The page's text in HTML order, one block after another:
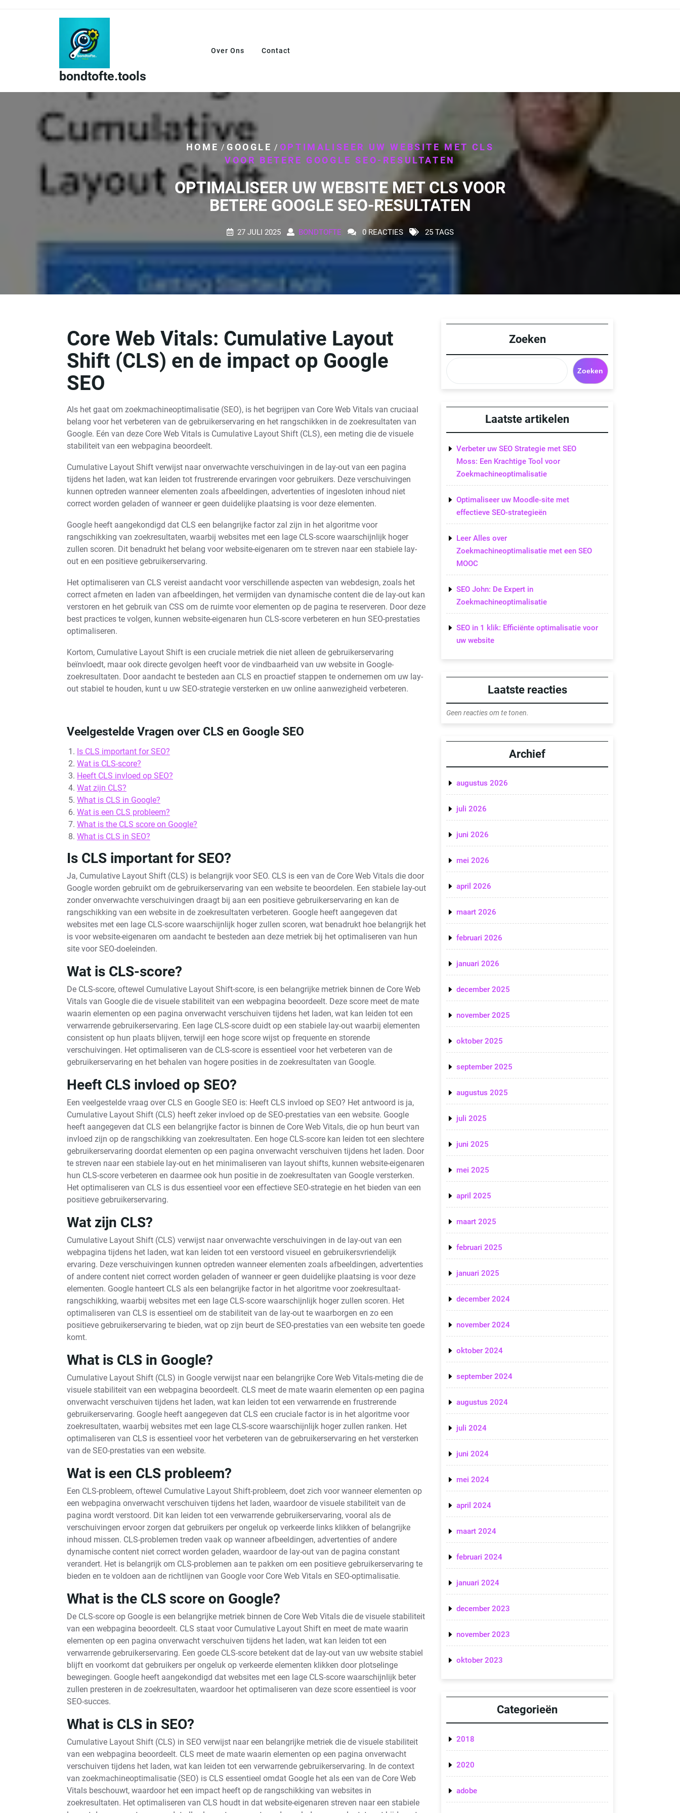
bondtofte.tools
Over Ons Contact
HOME / GOOGLE / OPTIMALISEER UW WEBSITE MET CLS
VOOR BETERE GOOGLE SEO-RESULTATEN
OPTIMALISEER UW WEBSITE MET CLS VOOR
BETERE GOOGLE SEO-RESULTATEN
27 JULI 2025 BONDTOFTE 0 REACTIES 25 TAGS
Core Web Vitals: Cumulative Layout
Shift (CLS) en de impact op Google
SEO
Als het gaat om zoekmachineoptimalisatie (SEO), is het begrijpen van Core Web Vitals van cruciaal
belang voor het verbeteren van de gebruikerservaring en het rangschikken in de zoekresultaten van
Google. Eén van deze Core Web Vitals is Cumulative Layout Shift (CLS), een meting die de visuele
stabiliteit van een webpagina beoordeelt.
Cumulative Layout Shift verwijst naar onverwachte verschuivingen in de lay-out van een pagina
tijdens het laden, wat kan leiden tot frustrerende ervaringen voor gebruikers. Deze verschuivingen
kunnen optreden wanneer elementen zoals afbeeldingen, advertenties of ingesloten inhoud niet
correct worden geladen of wanneer er geen duidelijke plaatsing is voor deze elementen.
Google heeft aangekondigd dat CLS een belangrijke factor zal zijn in het algoritme voor
rangschikking van zoekresultaten, waarbij websites met een lage CLS-score waarschijnlijk hoger
zullen scoren. Dit benadrukt het belang voor website-eigenaren om te streven naar een stabiele lay-
out en een positieve gebruikerservaring.
Het optimaliseren van CLS vereist aandacht voor verschillende aspecten van webdesign, zoals het
correct afmeten en laden van afbeeldingen, het vermijden van dynamische content die de lay-out kan
verstoren en het gebruik van CSS om de ruimte voor elementen op de pagina te reserveren. Door deze
best practices te volgen, kunnen website-eigenaren hun CLS-score verbeteren en hun SEO-prestaties
optimaliseren.
Kortom, Cumulative Layout Shift is een cruciale metriek die niet alleen de gebruikerservaring
beïnvloedt, maar ook directe gevolgen heeft voor de vindbaarheid van uw website in Google-
zoekresultaten. Door aandacht te besteden aan CLS en proactief stappen te ondernemen om uw lay-
out stabiel te houden, kunt u uw SEO-strategie versterken en uw online aanwezigheid verbeteren.
Veelgestelde Vragen over CLS en Google SEO
Is CLS important for SEO?
Wat is CLS-score?
Heeft CLS invloed op SEO?
Wat zijn CLS?
What is CLS in Google?
Wat is een CLS probleem?
What is the CLS score on Google?
What is CLS in SEO?
Is CLS important for SEO?
Ja, Cumulative Layout Shift (CLS) is belangrijk voor SEO. CLS is een van de Core Web Vitals die door
Google worden gebruikt om de gebruikerservaring van een website te beoordelen. Een stabiele lay-out
zonder onverwachte verschuivingen draagt bij aan een positieve gebruikerservaring en kan de
rangschikking van een website in de zoekresultaten verbeteren. Google heeft aangegeven dat
websites met een lage CLS-score waarschijnlijk hoger zullen scoren, wat benadrukt hoe belangrijk het
is voor website-eigenaren om aandacht te besteden aan deze metriek bij het optimaliseren van hun
site voor SEO-doeleinden.
Wat is CLS-score?
De CLS-score, oftewel Cumulative Layout Shift-score, is een belangrijke metriek binnen de Core Web
Vitals van Google die de visuele stabiliteit van een webpagina beoordeelt. Deze score meet de mate
waarin elementen op een pagina onverwacht verschuiven tijdens het laden, wat kan leiden tot een
verwarrende gebruikerservaring. Een lage CLS-score duidt op een stabiele lay-out waarbij elementen
consistent op hun plaats blijven, terwijl een hoge score wijst op frequente en storende
verschuivingen. Het optimaliseren van de CLS-score is essentieel voor het verbeteren van de
gebruikerservaring en het behalen van hogere posities in de zoekresultaten van Google.
Heeft CLS invloed op SEO?
Een veelgestelde vraag over CLS en Google SEO is: Heeft CLS invloed op SEO? Het antwoord is ja,
Cumulative Layout Shift (CLS) heeft zeker invloed op de SEO-prestaties van een website. Google
heeft aangegeven dat CLS een belangrijke factor is binnen de Core Web Vitals, die op hun beurt van
invloed zijn op de rangschikking van zoekresultaten. Een hoge CLS-score kan leiden tot een slechtere
gebruikerservaring doordat elementen op een pagina onverwacht verschuiven tijdens het laden. Door
te streven naar een stabiele lay-out en het minimaliseren van layout shifts, kunnen website-eigenaren
hun CLS-score verbeteren en daarmee ook hun positie in de zoekresultaten van Google versterken.
Het optimaliseren van CLS is dus essentieel voor een effectieve SEO-strategie en het bieden van een
positieve gebruikerservaring.
Wat zijn CLS?
Cumulative Layout Shift (CLS) verwijst naar onverwachte verschuivingen in de lay-out van een
webpagina tijdens het laden, wat kan leiden tot een verstoord visueel en gebruikersvriendelijk
ervaring. Deze verschuivingen kunnen optreden wanneer elementen zoals afbeeldingen, advertenties
of andere content niet correct worden geladen of wanneer er geen duidelijke plaatsing is voor deze
elementen. Google hanteert CLS als een belangrijke factor in het algoritme voor zoekresultaat-
rangschikking, waarbij websites met een lage CLS-score waarschijnlijk hoger zullen scoren. Het
optimaliseren van CLS is essentieel om de stabiliteit van de lay-out te waarborgen en zo een
positieve gebruikerservaring te bieden, wat op zijn beurt de SEO-prestaties van een website ten goede
komt.
What is CLS in Google?
Cumulative Layout Shift (CLS) in Google verwijst naar een belangrijke Core Web Vitals-meting die de
visuele stabiliteit van een webpagina beoordeelt. CLS meet de mate waarin elementen op een pagina
onverwacht verschuiven tijdens het laden, wat kan leiden tot een verwarrende en frustrerende
gebruikerservaring. Google heeft aangegeven dat CLS een cruciale factor is in het algoritme voor
zoekresultaten, waarbij websites met een lage CLS-score waarschijnlijk hoger zullen ranken. Het
optimaliseren van CLS is essentieel voor het verbeteren van de gebruikerservaring en het versterken
van de SEO-prestaties van een website.
Wat is een CLS probleem?
Een CLS-probleem, oftewel Cumulative Layout Shift-probleem, doet zich voor wanneer elementen op
een webpagina onverwacht verschuiven tijdens het laden, waardoor de visuele stabiliteit van de
pagina wordt verstoord. Dit kan leiden tot een verwarrende gebruikerservaring, vooral als de
verschuivingen ervoor zorgen dat gebruikers per ongeluk op verkeerde links klikken of belangrijke
inhoud missen. CLS-problemen treden vaak op wanneer afbeeldingen, advertenties of andere
dynamische content niet correct worden geladen, waardoor de lay-out van de pagina constant
verandert. Het is belangrijk om CLS-problemen aan te pakken om een positieve gebruikerservaring te
bieden en te voldoen aan de richtlijnen van Google voor Core Web Vitals en SEO-optimalisatie.
What is the CLS score on Google?
De CLS-score op Google is een belangrijke metriek binnen de Core Web Vitals die de visuele stabiliteit
van een webpagina beoordeelt. CLS staat voor Cumulative Layout Shift en meet de mate waarin
elementen op een pagina onverwacht verschuiven tijdens het laden, wat kan leiden tot een
verwarrende gebruikerservaring. Een goede CLS-score betekent dat de lay-out van uw website stabiel
blijft en voorkomt dat gebruikers per ongeluk op verkeerde elementen klikken door plotselinge
bewegingen. Google heeft aangekondigd dat websites met een lage CLS-score waarschijnlijk beter
zullen presteren in de zoekresultaten, waardoor het optimaliseren van deze score essentieel is voor
SEO-succes.
What is CLS in SEO?
Cumulative Layout Shift (CLS) in SEO verwijst naar een belangrijke metriek die de visuele stabiliteit
van een webpagina beoordeelt. CLS meet de mate waarin elementen op een pagina onverwacht
verschuiven tijdens het laden, wat kan leiden tot een verwarrende gebruikerservaring. In de context
van zoekmachineoptimalisatie (SEO) is CLS essentieel omdat Google het als een van de Core Web
Vitals beschouwt, waardoor het een impact heeft op de rangschikking van websites in
zoekresultaten. Het optimaliseren van CLS houdt in dat website-eigenaren streven naar een stabiele
Zoeken
Zoeken
Laatste artikelen
Verbeter uw SEO Strategie met SEO
Moss: Een Krachtige Tool voor
Zoekmachineoptimalisatie
Optimaliseer uw Moodle-site met
effectieve SEO-strategieën
Leer Alles over
Zoekmachineoptimalisatie met een SEO
MOOC
SEO John: De Expert in
Zoekmachineoptimalisatie
SEO in 1 klik: Efficiënte optimalisatie voor
uw website
Laatste reacties
Geen reacties om te tonen.
Archief
augustus 2026
juli 2026
juni 2026
mei 2026
april 2026
maart 2026
februari 2026
januari 2026
december 2025
november 2025
oktober 2025
september 2025
augustus 2025
juli 2025
juni 2025
mei 2025
april 2025
maart 2025
februari 2025
januari 2025
december 2024
november 2024
oktober 2024
september 2024
augustus 2024
juli 2024
juni 2024
mei 2024
april 2024
maart 2024
februari 2024
januari 2024
december 2023
november 2023
oktober 2023
Categorieën
2018
2020
adobe